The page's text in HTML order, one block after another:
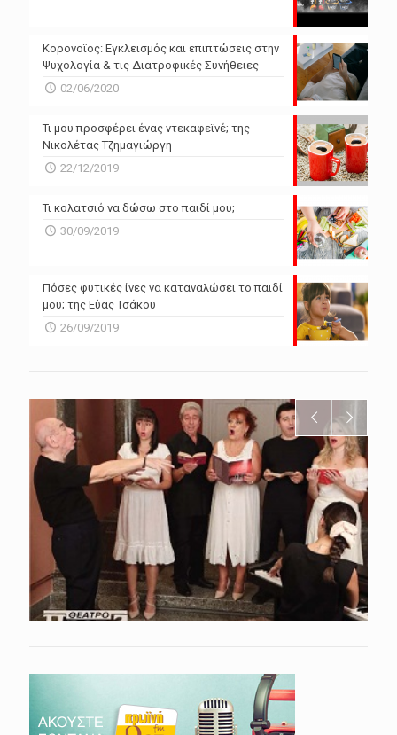
Powered by Forecast.io
Κορονοϊος: Εγκλεισμός και επιπτώσεις στην
Ψυχολογία & τις Διατροφικές Συνήθειες
02/06/2020
Τι μου προσφέρει ένας ντεκαφεϊνέ; της
Νικολέτας Τζημαγιώργη
22/12/2019
Τι κολατσιό να δώσω στο παιδί μου;
30/09/2019
Πόσες φυτικές ίνες να καταναλώσει το παιδί
μου; της Εύας Τσάκου
26/09/2019